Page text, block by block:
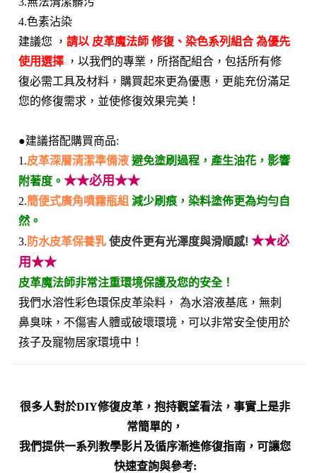
4.色素沾染
建議您 ， 請以 皮革魔法師 修復、染色系列組合 為優先
使用選擇 ，以我們的專業，所搭配組合，包括所有修
復必需工具及材料，購買起來更為優惠，更能充份滿足
您的修復需求，並使修復效果完美！
●建議搭配購買商品:
1.皮革深層清潔準備液 避免塗刷過程，產生油花，影響
附著度。 ★★必用★★
2.簡便式廣角噴霧瓶組 減少刷痕，染料塗佈更為均勻自
然。
3. 防水皮革保養乳 使皮件更有光澤度與滑順感! ★★必
用★★
皮革魔法師非常注重環境保護及您的安全！
我們水溶性彩色環保皮革染料， 為水溶液基底，無刺
鼻臭味，不傷害人體或破壞環境，可以非常安全使用於
孩子及寵物居家環境中！
很多人對於DIY修復皮革，抱持觀望看法，事實上是非
常簡單的，
我們提供一系列教學影片及循序漸進修復指南，可讓您
快速查詢與參考: